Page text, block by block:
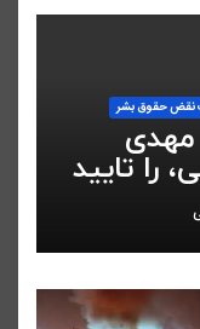
نقض حقوق بشر
مهدی
را تایید